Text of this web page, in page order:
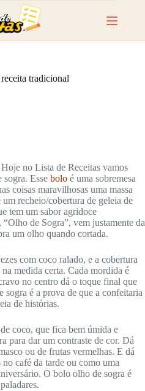
tradicional
no Lista de Receitas vamos
sogra. Esse bolo é uma sobremesa
coisas maravilhosas uma massa
recheio/cobertura de geleia de
tem um sabor agridoce
de Sogra”, vem justamente da
um olho quando cortada.
com coco ralado, e a cobertura
medida certa. Cada mordida é
no centro dá o toque final que
é a prova de que a confeitaria
de histórias.
coco, que fica bem úmida e
para dar um contraste de cor. Dá
ou de frutas vermelhas. E dá
café da tarde ou como uma
O bolo olho de sogra é